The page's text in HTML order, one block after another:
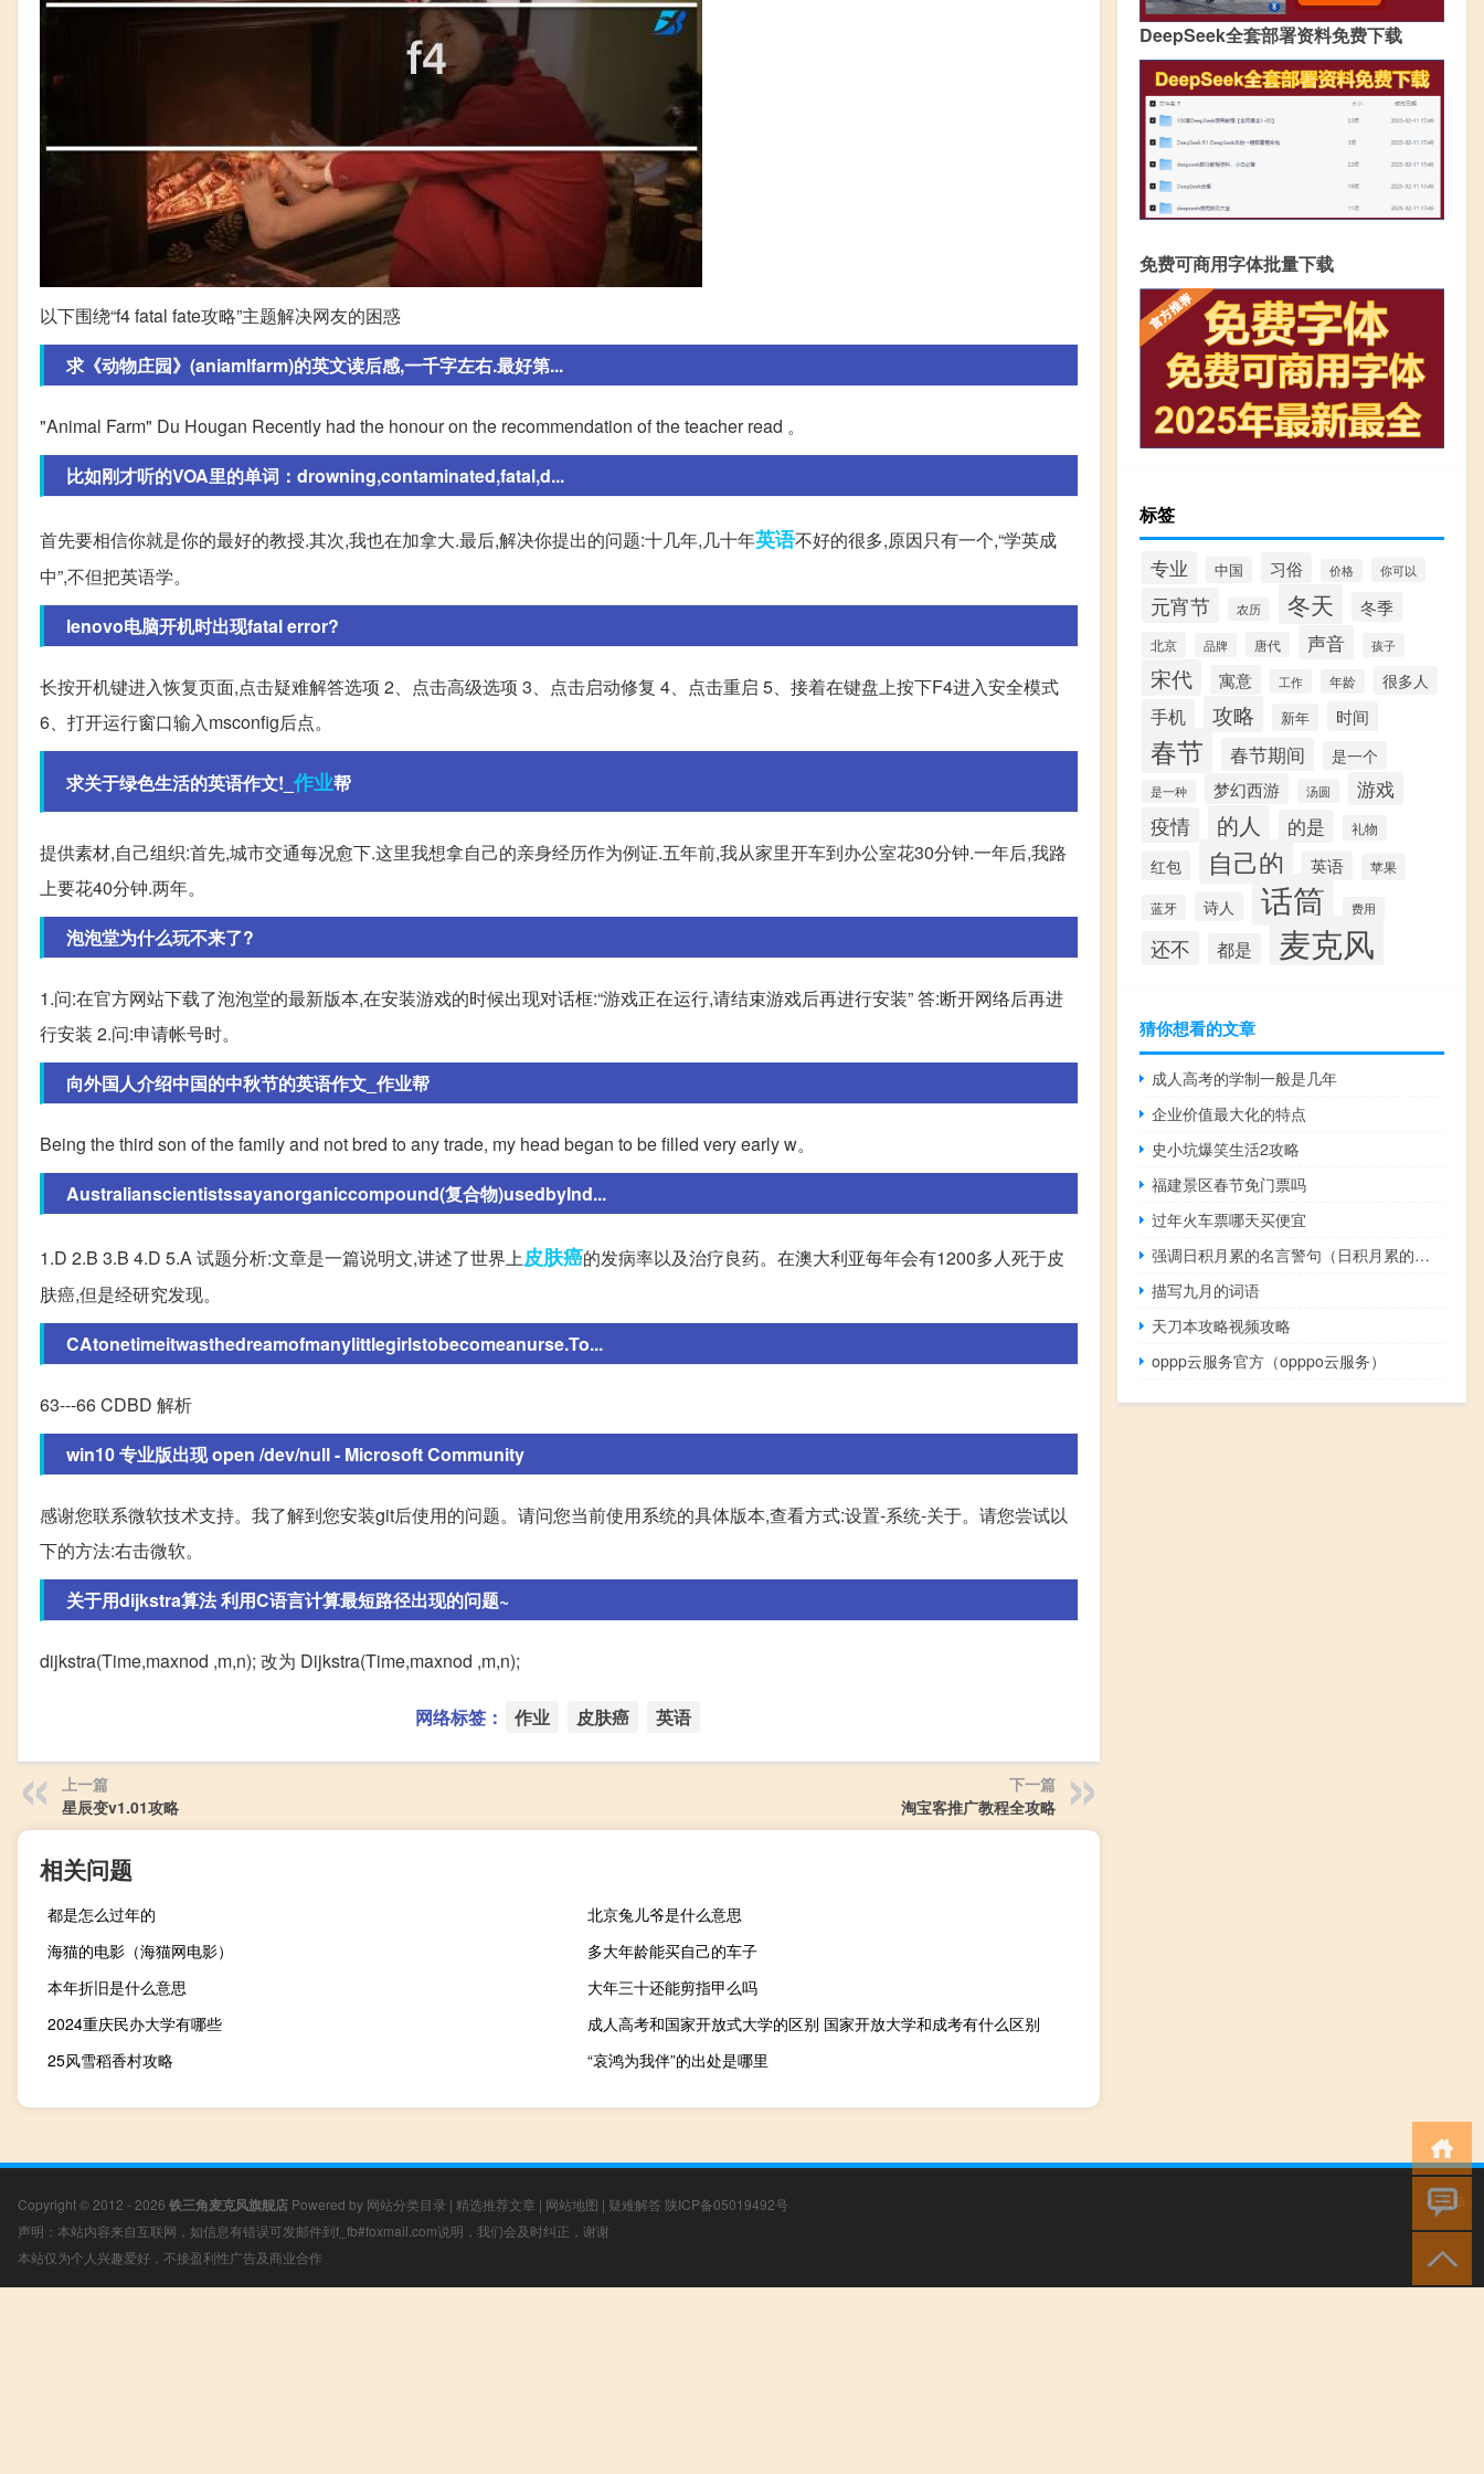
以下围绕“f4 fatal fate攻略”主题解决网友的困惑
求《动物庄园》(aniamlfarm)的英文读后感,一千字左右.最好第...
"Animal Farm" Du Hougan Recently had the honour on the recommendation of the teacher read 。
比如刚才听的VOA里的单词：drowning,contaminated,fatal,d...
首先要相信你就是你的最好的教授.其次,我也在加拿大.最后,解决你提出的问题:十几年,几十年英语不好的很多,原因只有一个,“学英成
中”,不但把英语学。
lenovo电脑开机时出现fatal error?
长按开机键进入恢复页面,点击疑难解答选项 2、点击高级选项 3、点击启动修复 4、点击重启 5、接着在键盘上按下F4进入安全模式
6、打开运行窗口输入msconfig后点。
求关于绿色生活的英语作文!_ 作业帮
提供素材,自己组织:首先,城市交通每况愈下.这里我想拿自己的亲身经历作为例证.五年前,我从家里开车到办公室花30分钟.一年后,我路
上要花40分钟.两年。
泡泡堂为什么玩不来了?
1.问:在官方网站下载了泡泡堂的最新版本,在安装游戏的时候出现对话框:“游戏正在运行,请结束游戏后再进行安装” 答:断开网络后再进
行安装 2.问:申请帐号时。
向外国人介绍中国的中秋节的英语作文_作业帮
Being the third son of the family and not bred to any trade, my head began to be filled very early w。
Australianscientistssayanorganiccompound(复合物)usedbyInd...
1.D 2.B 3.B 4.D 5.A 试题分析:文章是一篇说明文,讲述了世界上皮肤癌的发病率以及治疗良药。在澳大利亚每年会有1200多人死于皮
肤癌,但是经研究发现。
CAtonetimeitwasthedreamofmanylittlegirlstobecomeanurse.To...
63---66 CDBD 解析
win10 专业版出现 open /dev/null - Microsoft Community
感谢您联系微软技术支持。我了解到您安装git后使用的问题。请问您当前使用系统的具体版本,查看方式:设置-系统-关于。请您尝试以
下的方法:右击微软。
关于用dijkstra算法 利用C语言计算最短路径出现的问题~
dijkstra(Time,maxnod ,m,n); 改为 Dijkstra(Time,maxnod ,m,n);
网络标签： 作业 皮肤癌 英语
上一篇
星辰变v1.01攻略
下一篇
淘宝客推广教程全攻略
相关问题
都是怎么过年的
北京兔儿爷是什么意思
海猫的电影（海猫网电影）
多大年龄能买自己的车子
本年折旧是什么意思
大年三十还能剪指甲么吗
2024重庆民办大学有哪些
成人高考和国家开放式大学的区别 国家开放大学和成考有什么区别
25风雪稻香村攻略
“哀鸿为我伴”的出处是哪里
DeepSeek全套部署资料免费下载
免费可商用字体批量下载
标签
专业 中国 习俗 价格 你可以
元宵节 农历 冬天 冬季
北京 品牌 唐代 声音 孩子
宋代 寓意 工作 年龄 很多人
手机 攻略 新年 时间
春节 春节期间 是一个
是一种 梦幻西游 汤圆 游戏
疫情 的人 的是 礼物
红包 自己的 英语 苹果
蓝牙 诗人 话筒 费用
还不 都是 麦克风
猜你想看的文章
成人高考的学制一般是几年
企业价值最大化的特点
史小坑爆笑生活2攻略
福建景区春节免门票吗
过年火车票哪天买便宜
强调日积月累的名言警句（日积月累的名言警句）
描写九月的词语
天刀本攻略视频攻略
oppp云服务官方（opppo云服务）
Copyright © 2012 - 2026 铁三角麦克风旗舰店 Powered by 网站分类目录 | 精选推荐文章 | 网站地图 | 疑难解答 陕ICP备05019492号
声明：本站内容来自互联网，如信息有错误可发邮件到f_fb#foxmail.com说明，我们会及时纠正，谢谢
本站仅为个人兴趣爱好，不接盈利性广告及商业合作
小男孩